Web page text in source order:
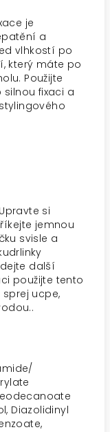
je
a
vlhkostí po
který máte po
Použijte
fixaci a
si
jemnou
svisle a
další
použijte tento
sprej ucpe,
Diazolidinyl